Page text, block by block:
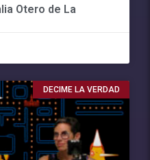
Otero de La
DECIME LA VERDAD